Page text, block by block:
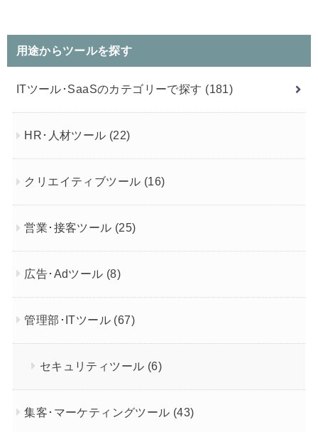
用途からツールを探す
ITツール･SaaSのカテゴリーで探す (181)
HR･人材ツール (22)
クリエイティブツール (16)
営業･接客ツール (25)
広告･Adツール (8)
管理部･ITツール (67)
セキュリティツール (6)
集客･マーケティングツール (43)